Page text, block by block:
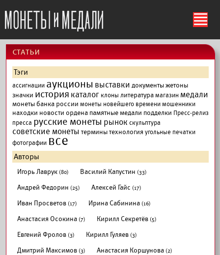
ś
cтатьи
Тэги
ассигнации аукционы выставки документыжетоны
значки история каталог клоны литературамагазин медали
монеты банка россии монеты новейшего временимошенники
находки новости ордена памятные медали подделки Пресс-релиз
пресса русские монеты рынок скульптура
советские монеты терминытехнология угольные печатки
фотографии все
Авторы
Игорь Лаврук (80) Василий Капустин (33)
Андрей Федорин (25) Алексей Гайс (17)
Иван Просветов (17) Ирина Сабинина (16)
Анастасия Осокина (7) Кирилл Секретёв (5)
Евгений Фролов (3) Кирилл Гуляев (3)
Дмитрий Максимов (3) Анастасия Коршунова (2)